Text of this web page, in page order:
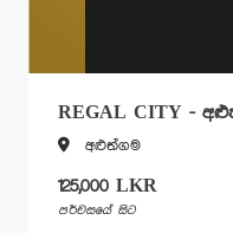
REGAL CITY -
අළුත්ගම
125,000 LKR
පර්චසයේ සිට